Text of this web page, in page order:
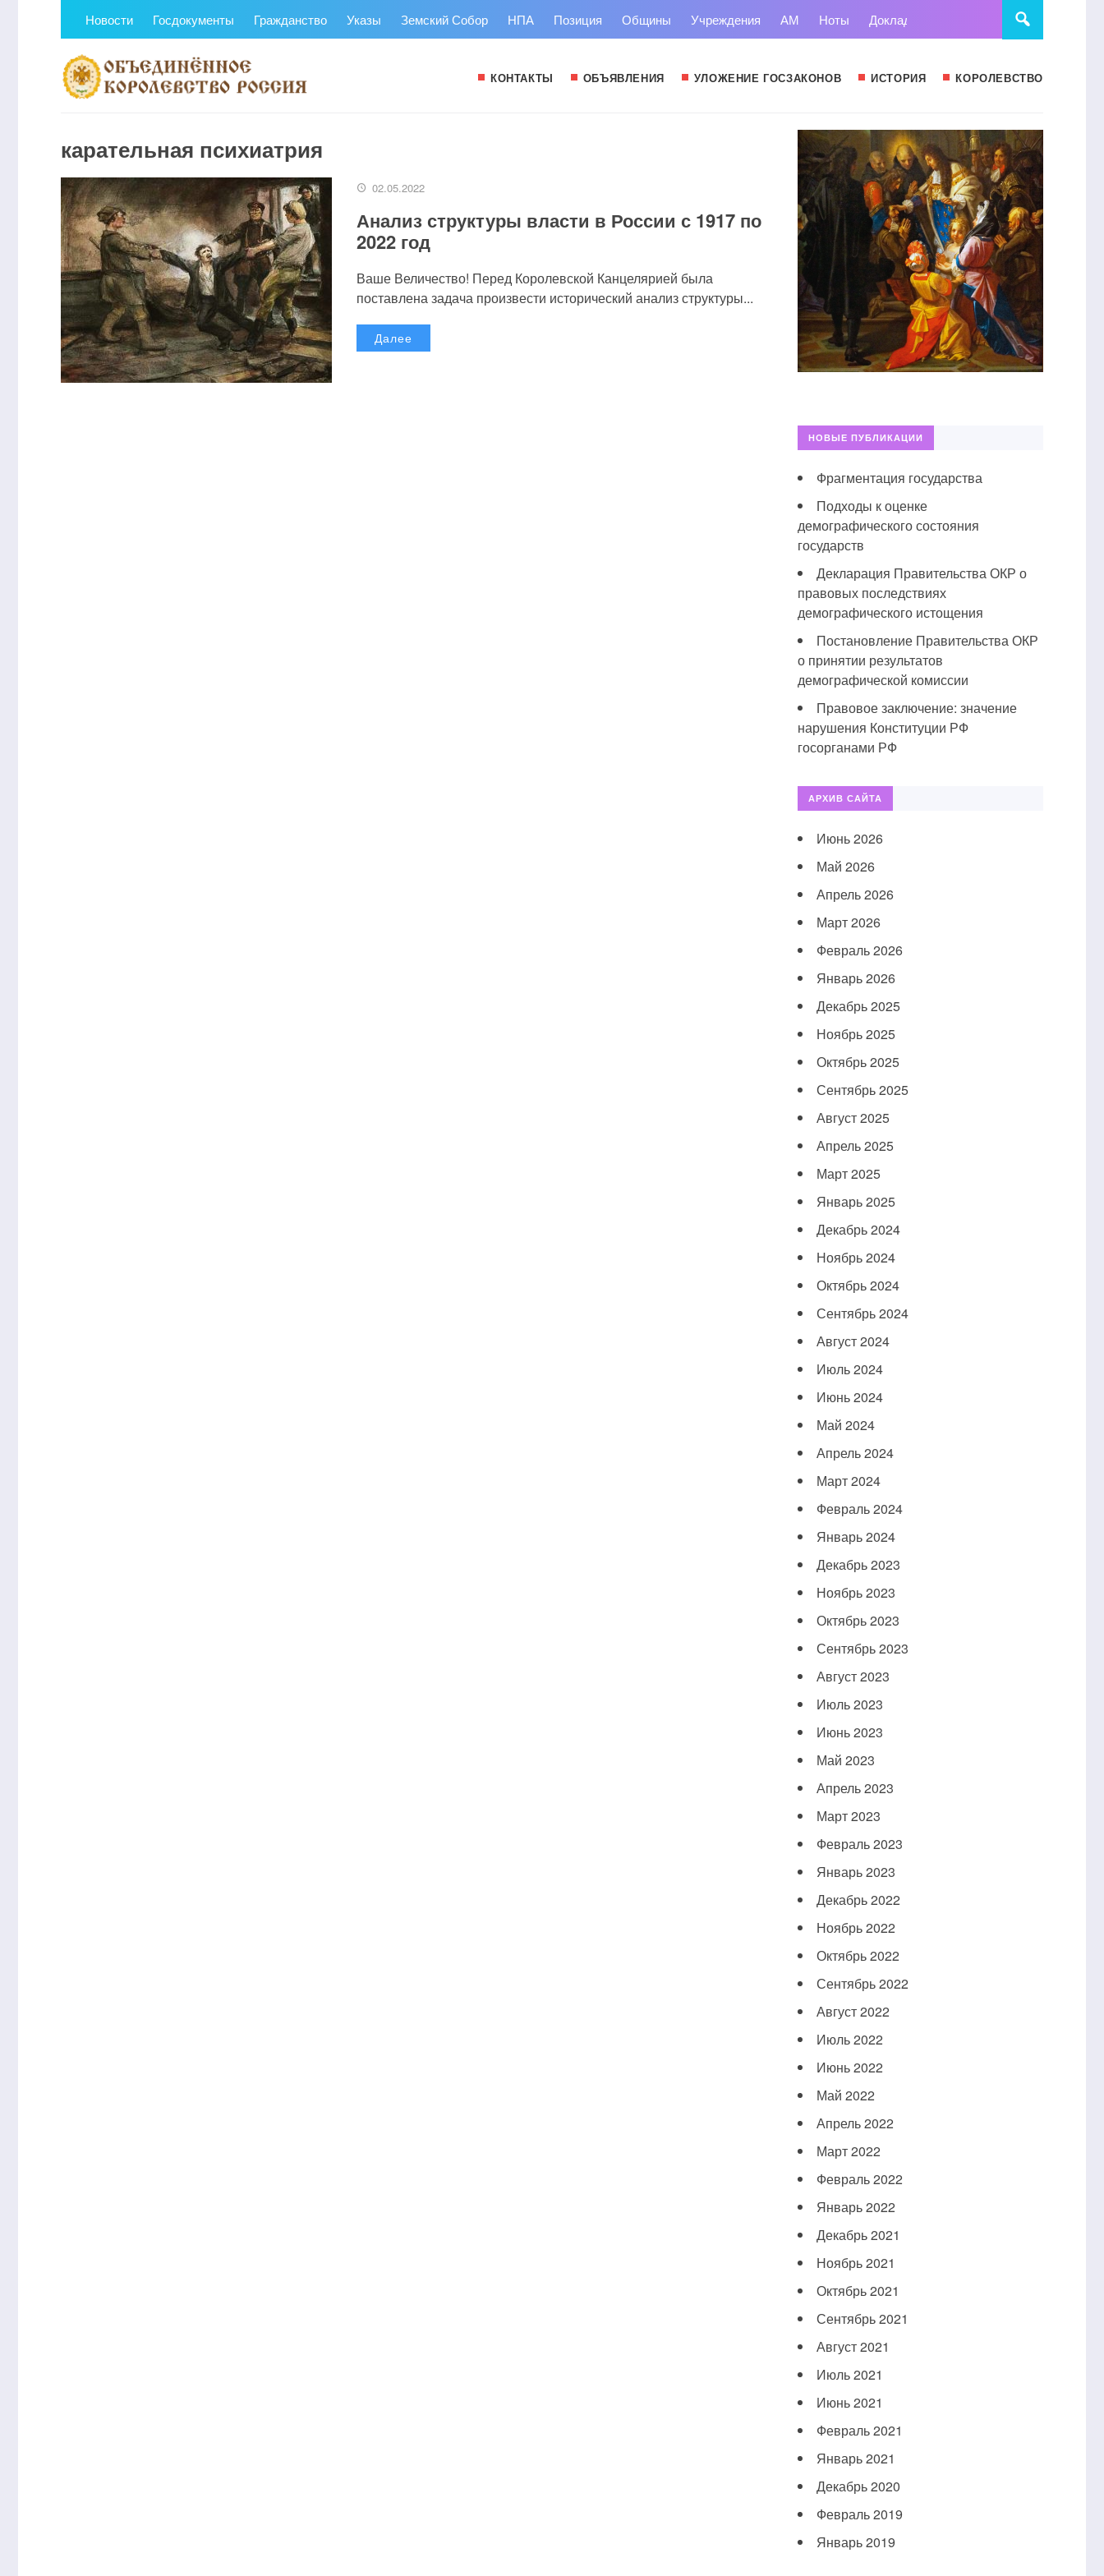
Новости Госдокументы Гражданство Указы Земский Собор НПА Позиция Общины Учреждения АМ Ноты Доклады Суд
КОНТАКТЫ ОБЪЯВЛЕНИЯ УЛОЖЕНИЕ ГОСЗАКОНОВ ИСТОРИЯ КОРОЛЕВСТВО
карательная психиатрия
02.05.2022
Анализ структуры власти в России с 1917 по
2022 год
Ваше Величество! Перед Королевской Канцелярией была
поставлена задача произвести исторический анализ структуры...
Далее
НОВЫЕ ПУБЛИКАЦИИ
Фрагментация государства
Подходы к оценке
демографического состояния
государств
Декларация Правительства ОКР о
правовых последствиях
демографического истощения
Постановление Правительства ОКР
о принятии результатов
демографической комиссии
Правовое заключение: значение
нарушения Конституции РФ
госорганами РФ
АРХИВ САЙТА
Июнь 2026
Май 2026
Апрель 2026
Март 2026
Февраль 2026
Январь 2026
Декабрь 2025
Ноябрь 2025
Октябрь 2025
Сентябрь 2025
Август 2025
Апрель 2025
Март 2025
Январь 2025
Декабрь 2024
Ноябрь 2024
Октябрь 2024
Сентябрь 2024
Август 2024
Июль 2024
Июнь 2024
Май 2024
Апрель 2024
Март 2024
Февраль 2024
Январь 2024
Декабрь 2023
Ноябрь 2023
Октябрь 2023
Сентябрь 2023
Август 2023
Июль 2023
Июнь 2023
Май 2023
Апрель 2023
Март 2023
Февраль 2023
Январь 2023
Декабрь 2022
Ноябрь 2022
Октябрь 2022
Сентябрь 2022
Август 2022
Июль 2022
Июнь 2022
Май 2022
Апрель 2022
Март 2022
Февраль 2022
Январь 2022
Декабрь 2021
Ноябрь 2021
Октябрь 2021
Сентябрь 2021
Август 2021
Июль 2021
Июнь 2021
Февраль 2021
Январь 2021
Декабрь 2020
Февраль 2019
Январь 2019